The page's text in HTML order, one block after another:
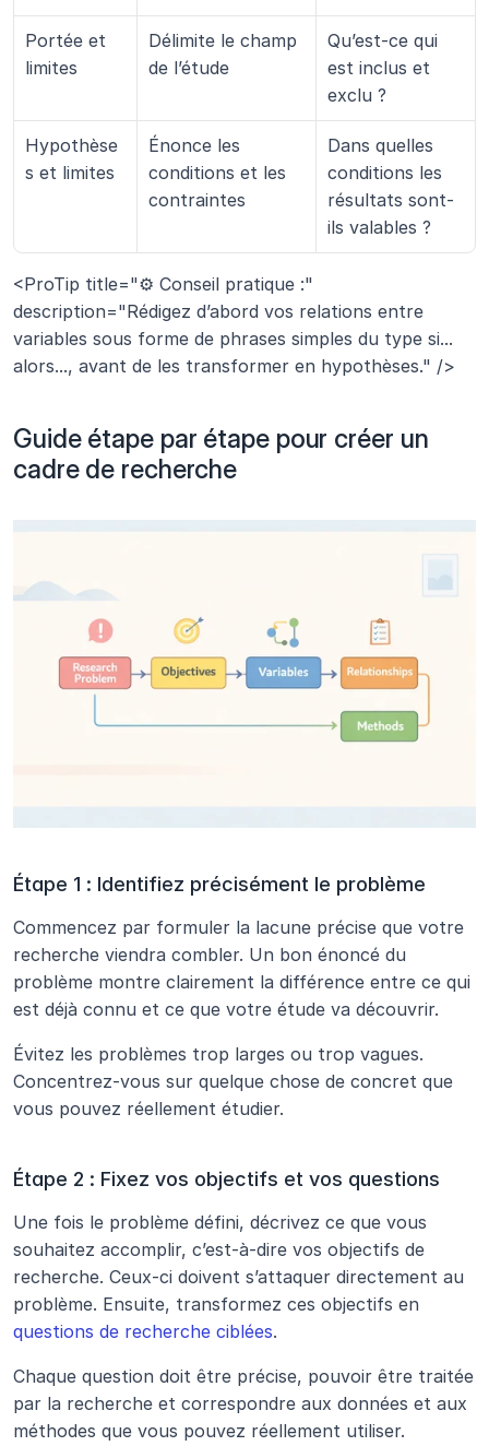
Portée et
limites
Délimite le champ
de l’étude
Qu’est-ce qui
est inclus et
exclu ?
Hypothèse
s et limites
Énonce les
conditions et les
contraintes
Dans quelles
conditions les
résultats sont-
ils valables ?
<ProTip title="⚙️ Conseil pratique :"
description="Rédigez d’abord vos relations entre
variables sous forme de phrases simples du type si...
alors..., avant de les transformer en hypothèses." />
Guide étape par étape pour créer un
cadre de recherche
Étape 1 : Identifiez précisément le problème
Commencez par formuler la lacune précise que votre
recherche viendra combler. Un bon énoncé du
problème montre clairement la différence entre ce qui
est déjà connu et ce que votre étude va découvrir.
Évitez les problèmes trop larges ou trop vagues.
Concentrez-vous sur quelque chose de concret que
vous pouvez réellement étudier.
Étape 2 : Fixez vos objectifs et vos questions
Une fois le problème défini, décrivez ce que vous
souhaitez accomplir, c’est-à-dire vos objectifs de
recherche. Ceux-ci doivent s’attaquer directement au
questions de recherche ciblées.
Chaque question doit être précise, pouvoir être traitée
par la recherche et correspondre aux données et aux
méthodes que vous pouvez réellement utiliser.